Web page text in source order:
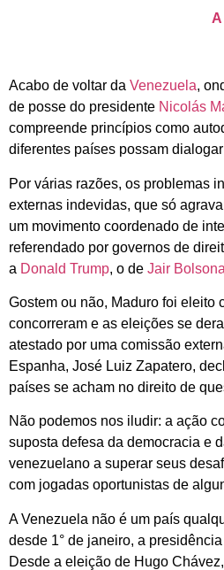
Acabo de voltar da Venezuela,
de posse do presidente Nicolás
compreende princípios como
diferentes países possam
Por várias razões, os problemas
externas indevidas, que só
um movimento coordenado de
referendado por governos de
a Donald Trump, o de Jair
Gostem ou não, Maduro foi eleito
concorreram e as eleições se
atestado por uma comissão
Espanha, José Luiz Zapatero,
países se acham no direito de
Não podemos nos iludir: a ação
suposta defesa da democracia e
venezuelano a superar seus
com jogadas oportunistas de
A Venezuela não é um país
desde 1° de janeiro, a
Desde a eleição de Hugo